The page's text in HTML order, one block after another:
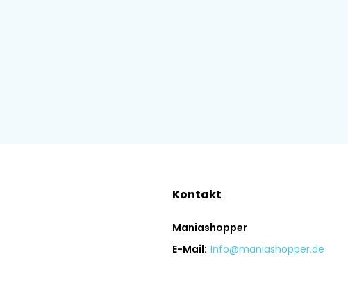
Kontakt
Maniashopper
E-Mail: Info@maniashopper.de